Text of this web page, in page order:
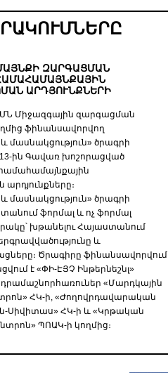
ԶԱՐԳԱՑՄԱՆ
ԱՐԴՅՈՒՆՔՆԵՐԻ
ԱՄՆ Միջազգային զարգացման
ֆինանսավորվող
մասնակցություն» ծրագրի
13-ին Գավառ խոշորացված
մասնակցություն» ծրագրի
ֆորմալ և ոչ ֆորմալ
խթանելու Հայաստանում
և
Ծրագիրը ֆինանսավորվում
է «ՓԻ-ԷՅՉ Ինթերնեշնլ»
«Մարդկային
ՀԿ-ի, «Ժողովրդավարական
Սիվիտաս» ՀԿ-ի և «Կրթական
ՊՈԱԿ-ի կողմից։